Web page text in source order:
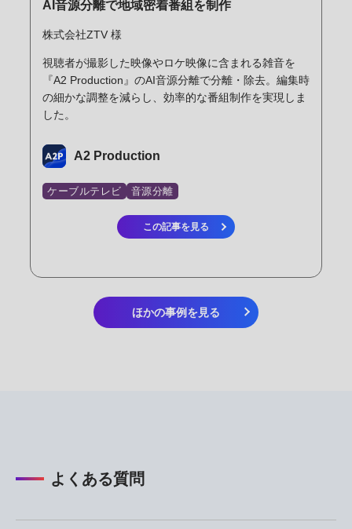
AI音源分離で地域密着番組を制作
株式会社ZTV 様
視聴者が撮影した映像やロケ映像に含まれる雑音を
『A2 Production』のAI音源分離で分離・除去。編集時
の細かな調整を減らし、効率的な番組制作を実現しま
した。
A2 Production
ケーブルテレビ 音源分離
この記事を見る
ほかの事例を見る
よくある質問